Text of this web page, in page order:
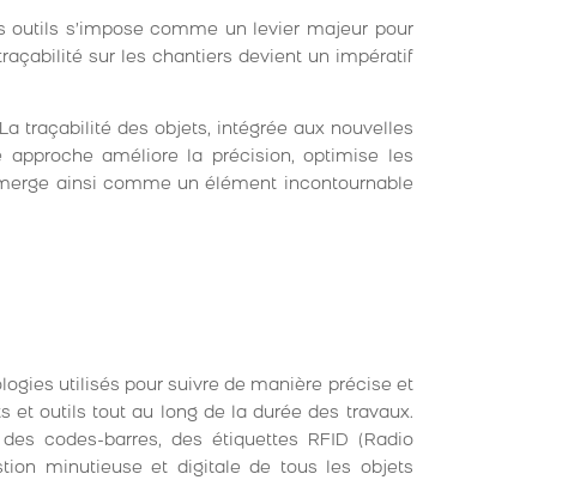
outils s’impose comme un levier majeur pour
sur les chantiers devient un impératif
traçabilité des objets, intégrée aux nouvelles
améliore la précision, optimise les
ainsi comme un élément incontournable
utilisés pour suivre de manière précise et
et outils tout au long de la durée des travaux.
codes-barres, des étiquettes RFID (Radio
minutieuse et digitale de tous les objets